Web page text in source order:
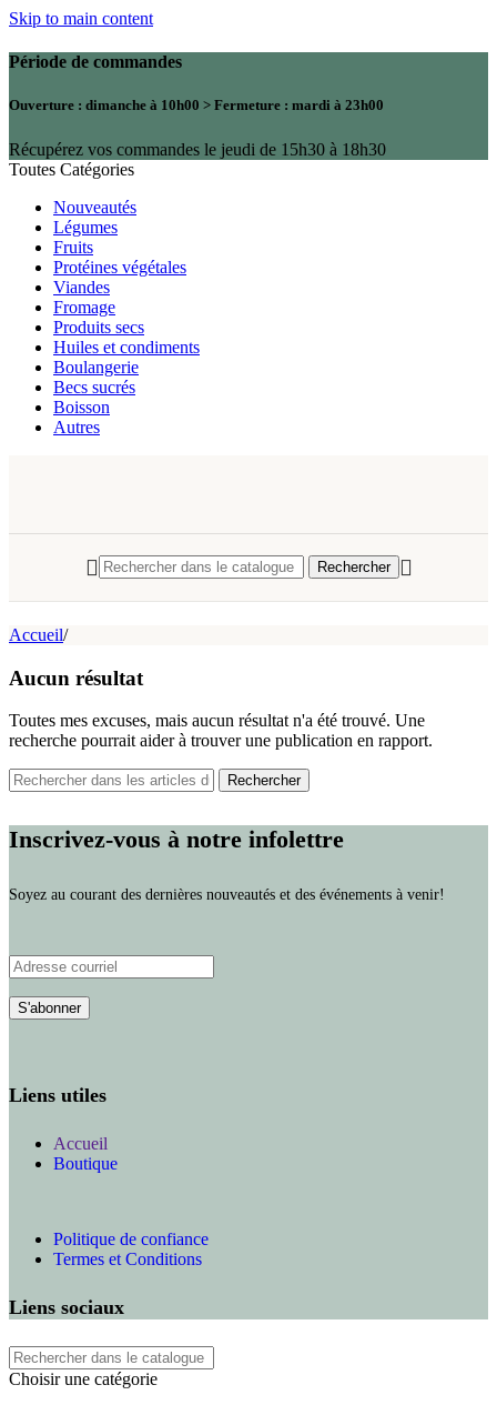
Skip to main content
Période de commandes
Ouverture : dimanche à 10h00 > Fermeture : mardi à 23h00
Récupérez vos commandes le jeudi de 15h30 à 18h30
Toutes Catégories
Nouveautés
Légumes
Fruits
Protéines végétales
Viandes
Fromage
Produits secs
Huiles et condiments
Boulangerie
Becs sucrés
Boisson
Autres
Rechercher
Accueil/
Aucun résultat
Toutes mes excuses, mais aucun résultat n'a été trouvé. Une
recherche pourrait aider à trouver une publication en rapport.
Rechercher
Inscrivez-vous à notre infolettre
Soyez au courant des dernières nouveautés et des événements à venir!
Liens utiles
Accueil
Boutique
Politique de confiance
Termes et Conditions
Liens sociaux
Choisir une catégorie